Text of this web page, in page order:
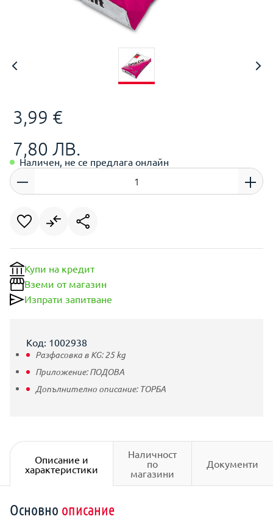
3,99 €
7,80 ЛВ.
Наличен, не се предлага онлайн
Купи на кредит
Вземи от магазин
Изпрати запитване
Код: 1002938
Разфасовка в KG:25kg
Приложение:ПОДОВА
Допълнително описание: ТОРБА
Описание и
характеристики
Наличност
по
магазини
Документи
Основно описание